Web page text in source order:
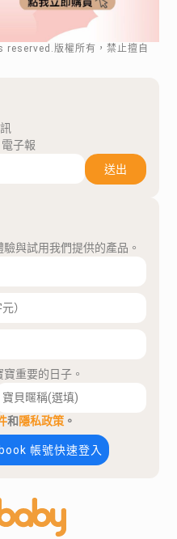
版權所有，禁止擅自
子報
送出
與試用我們提供的產品。
重要的日子。
和隱私政策 。
帳號快速登入